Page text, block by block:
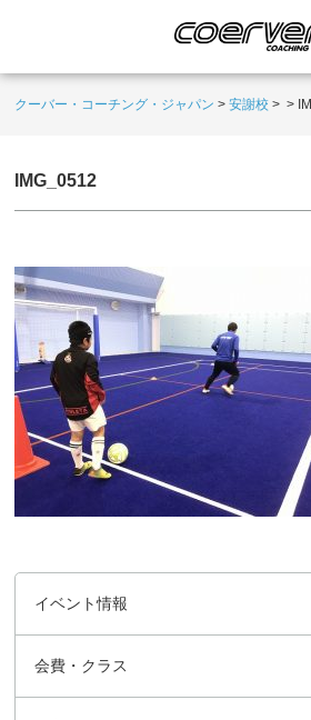
クーバー・コーチング・ジャパン >安謝校 > >
IMG_0512
イベント情報
会費・クラス